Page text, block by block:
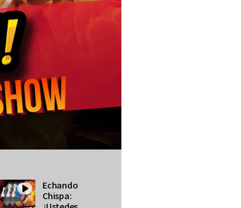
Echando
Chispa: